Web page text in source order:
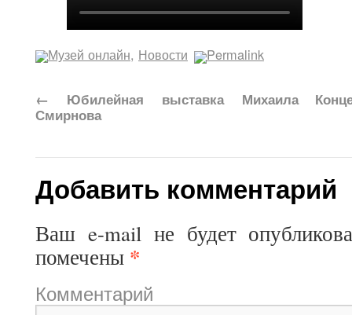
Музей онлайн, Новости Permalink
← Юбилейная выставка Михаила
Смирнова
Добавить комментарий
Ваш e-mail не будет
помечены *
Комментарий